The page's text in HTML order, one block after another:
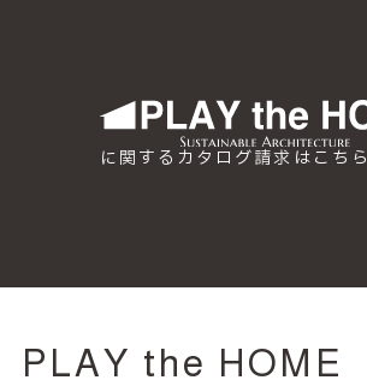
に関するカタログ請求はこちら
PLAY the HOME